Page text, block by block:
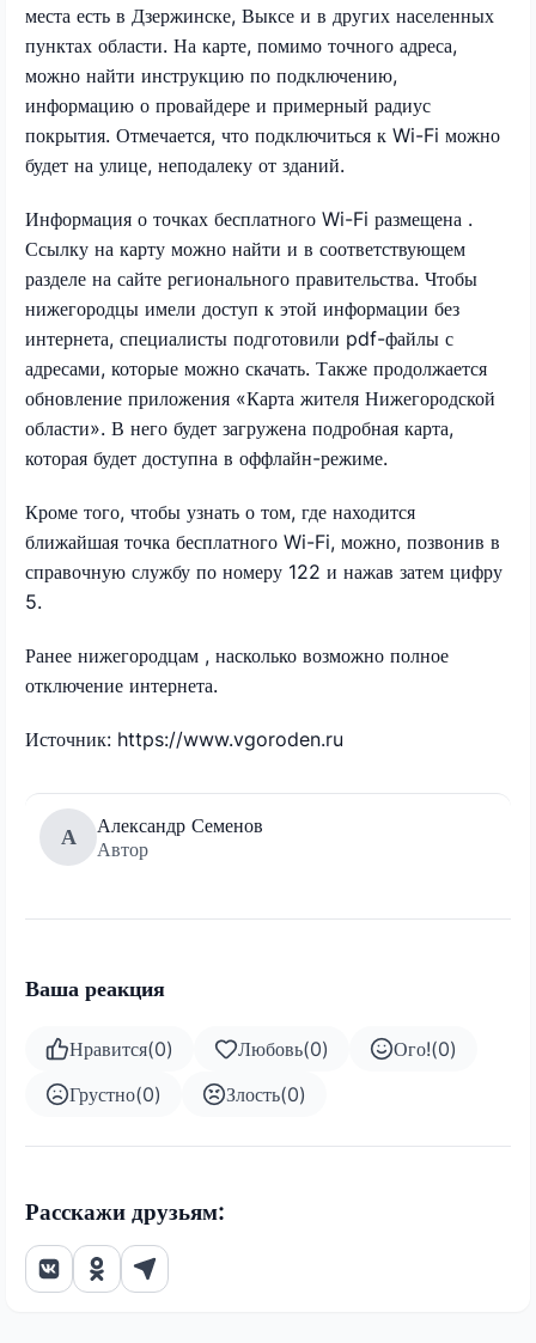
места есть в Дзержинске, Выксе и в других населенных
пунктах области. На карте, помимо точного адреса,
можно найти инструкцию по подключению,
информацию о провайдере и примерный радиус
покрытия. Отмечается, что подключиться к Wi-Fi можно
будет на улице, неподалеку от зданий.
Информация о точках бесплатного Wi-Fi размещена .
Ссылку на карту можно найти и в соответствующем
разделе на сайте регионального правительства. Чтобы
нижегородцы имели доступ к этой информации без
интернета, специалисты подготовили pdf-файлы с
адресами, которые можно скачать. Также продолжается
обновление приложения «Карта жителя Нижегородской
области». В него будет загружена подробная карта,
которая будет доступна в оффлайн-режиме.
Кроме того, чтобы узнать о том, где находится
ближайшая точка бесплатного Wi-Fi, можно, позвонив в
справочную службу по номеру 122 и нажав затем цифру
5.
Ранее нижегородцам , насколько возможно полное
отключение интернета.
Источник: https://www.vgoroden.ru
А
Александр Семенов
Автор
Ваша реакция
Нравится(0) Любовь(0) Ого!(0)
Грустно(0) Злость(0)
Расскажи друзьям: